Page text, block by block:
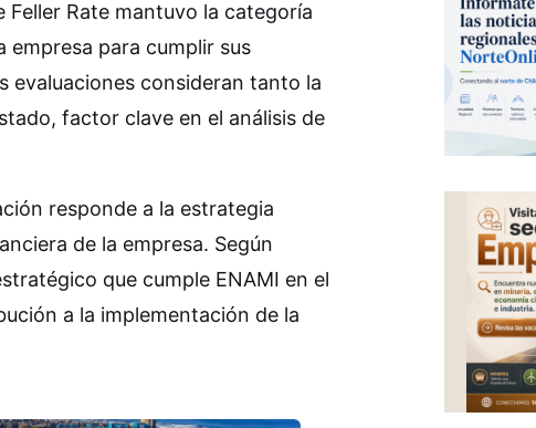
Feller Rate mantuvo la categoría
empresa para cumplir sus
evaluaciones consideran tanto la
factor clave en el análisis de
responde a la estrategia
de la empresa. Según
que cumple ENAMI en el
a la implementación de la